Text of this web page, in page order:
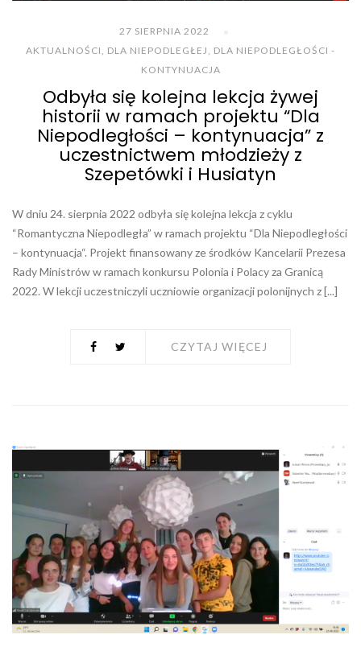
27 SIERPNIA 2022
AKTUALNOŚCI, DLA NIEPODLEGŁEJ, DLA NIEPODLEGŁOŚCI -
KONTYNUACJA
Odbyła się kolejna lekcja żywej
historii w ramach projektu “Dla
Niepodległości – kontynuacja” z
uczestnictwem młodzieży z
Szepetówki i Husiatyn
W dniu 24. sierpnia 2022 odbyła się kolejna lekcja z cyklu
“Romantyczna Niepodległa” w ramach projektu “Dla Niepodległości
– kontynuacja“. Projekt finansowany ze środków Kancelarii Prezesa
Rady Ministrów w ramach konkursu Polonia i Polacy za Granicą
2022. W lekcji uczestniczyli uczniowie organizacji polonijnych z [...]
CZYTAJ WIĘCEJ